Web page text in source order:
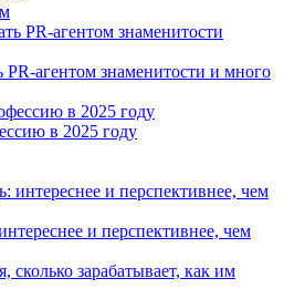
PR-агентом знаменитости и много
в 2025 году
и перспективнее, чем